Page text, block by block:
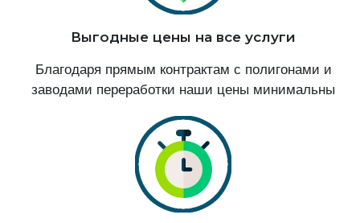
Выгодные цены на все услуги
Благодаря прямым контрактам с полигонами и
заводами переработки наши цены минимальны